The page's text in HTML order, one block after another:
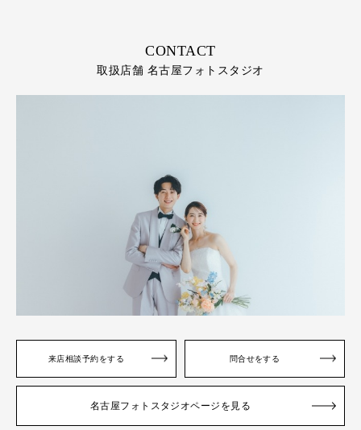
CONTACT
取扱店舗 名古屋フォトスタジオ
来店相談予約をする 問合せをする
名古屋フォトスタジオページを見る